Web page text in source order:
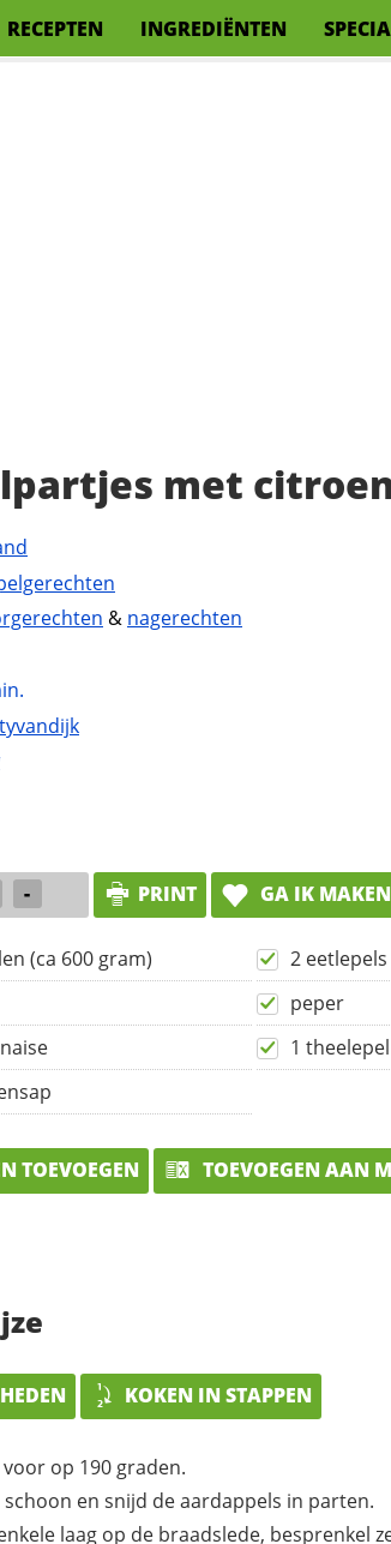
RECEPTEN INGREDIËNTEN
met
& nagerechten
- PRINT GA IK MAKEN
(ca 600 gram)
2
peper
1
TOEVOEGEN TOEVOEGEN AAN
KOKEN IN STAPPEN
op 190 graden.
en snijd de aardappels in parten.
laag op de braadslede, besprenkel